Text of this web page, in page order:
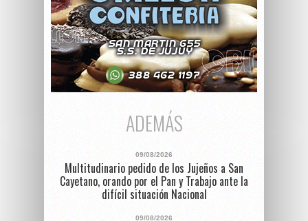
ADEMÁS
09/08/2026
Multitudinario pedido de los Jujeños a San
Cayetano, orando por el Pan y Trabajo ante la
difícil situación Nacional
09/08/2026